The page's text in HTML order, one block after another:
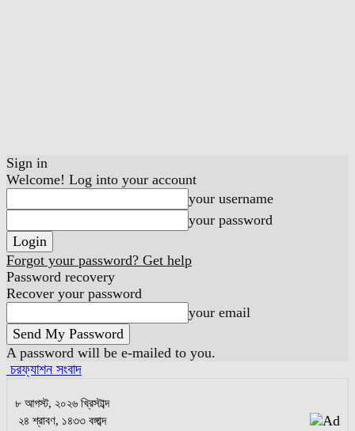
Sign in
Welcome! Log into your account
your username
your password
Forgot your password? Get help
Password recovery
Recover your password
your email
A password will be e-mailed to you.
চরফ্যাশন সংবাদ
৮ আগস্ট, ২০২৬ খ্রিস্টাব্দ
২৪ শ্রাবণ, ১৪৩৩ বঙ্গাব্দ